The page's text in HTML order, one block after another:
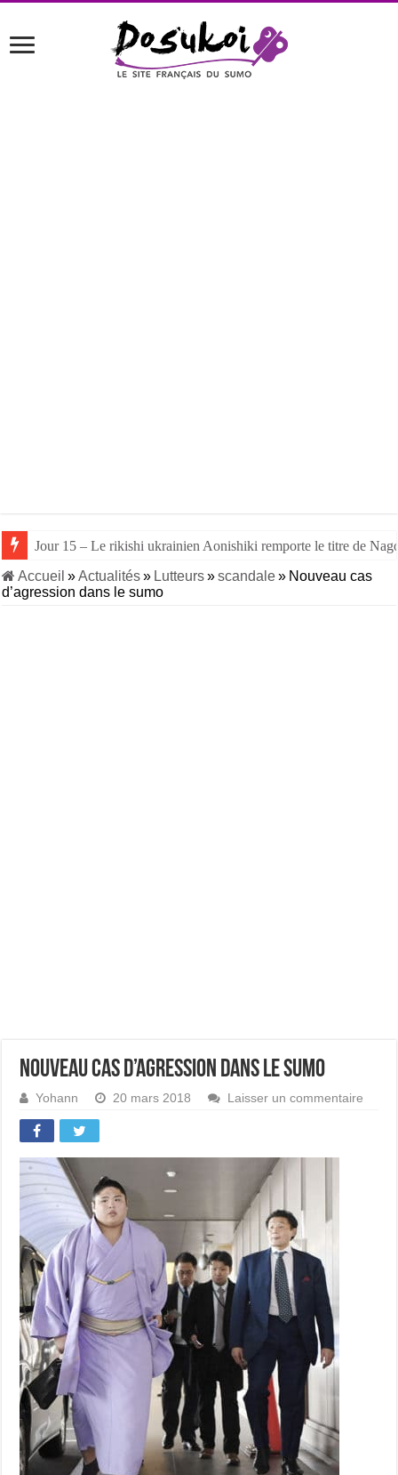
Jour 15 – Le rikishi ukrainien Aonishiki remporte le titre de
Accueil »Actualités» Lutteurs»scandale» Nouveau cas
d’agression dans le sumo
Nouveau cas d’agression dans le sumo
Yohann 20 mars 2018 Laisser un commentaire